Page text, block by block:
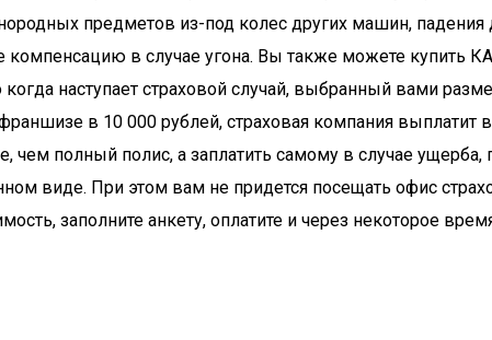
предметов из-под колес других машин, падения
в случае угона. Вы также можете купить
когда наступает страховой случай, выбранный вами
в 10 000 рублей, страховая компания
полный полис, а заплатить самому в случае
виде. При этом вам не придется посещать офис
заполните анкету, оплатите и через некоторое